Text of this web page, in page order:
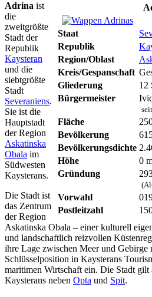
Staat
Republik
Region/Oblast
Kreis/Gespanschaft
Gliederung
12
Bürgermeister
Fläche
Bevölkerung
Bevölkerungsdichte
Höhe
0
Gründung
Vorwahl
Postleitzahl
Adrina ist
die
zweitgrößte
Stadt der
Republik
Kaysteran
und die
siebtgrößte
Stadt
Severaniens.
Sie ist die
Hauptstadt
der Region
Askatinska
Obala im
Südwesten
Kaysterans.
Die Stadt ist
das Zentrum
der Region
Askatinska Obala – einer kulturell
und landschaftlich reizvollen
ihre Lage zwischen Meer und Gebirge
Schlüsselposition in Kaysterans
maritimen Wirtschaft ein. Die Stadt gilt
Kaysterans neben Opta und Spit.